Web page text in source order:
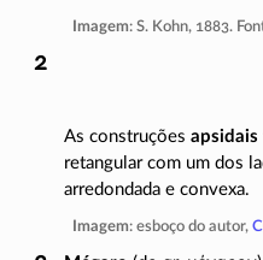
Imagem: S. Kohn, 1883.
As construções apsidais
retangular com um dos
arredondada e convexa.
Imagem: esboço do autor,